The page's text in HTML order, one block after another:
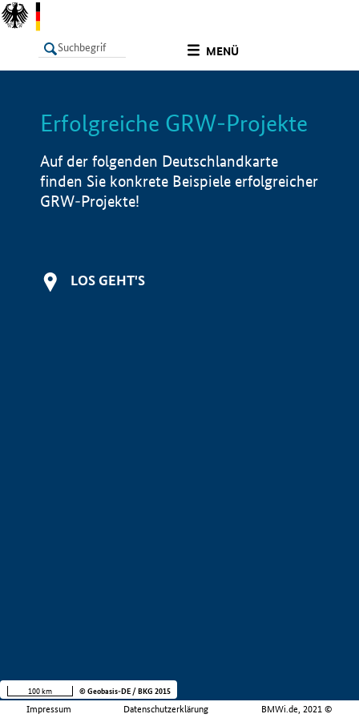
MENÜ
LISTE Info
Erfolgreiche GRW-Projekte
Auf der folgenden Deutschlandkarte
finden Sie konkrete Beispiele erfolgreicher
GRW-Projekte!
LOS GEHT'S
Impressum Datenschutzerklärung BMWi.de, 2021 ©
100 km © Geobasis-DE / BKG 2015